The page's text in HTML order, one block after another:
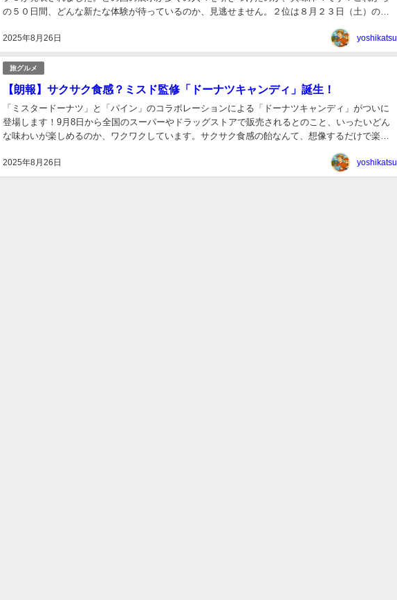
2025年8月26日
の５０日間、どんな新たな体験が待っているのか、見逃せません。２位は８月２３日（土）の１
yoshikatsu
旅グルメ
【朗報】サクサク食感？ミスド監修「ドーナツキャンディ」誕生！
2025年8月26日
「ミスタードーナツ」と「パイン」のコラボレーションによる「ドーナツキャンディ」がついに
登場します！9月8日から全国のスーパーやドラッグストアで販売されるとのこと、いったいどん
な味わいが楽しめるのか、ワクワクしています。サクサク食感の飴なんて、想像するだけで楽し
yoshikatsu